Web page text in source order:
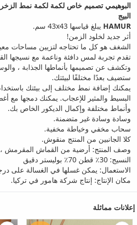
البوهيمي تصميم خاص لكمة لكمة نمط
البيج
HAMUR يبلغ قياسها 43x43 سم.
أثر جديد لخلود الزمن!
الشغف هو كل ما تحتاجه لتزيين مساحات
تقدم تجربة لمس دافئة وناعمة مع نسيجها
وتكشف عن تصميمها بأنماطها الجذابة ،
ستضيف بعدًا مختلفًا لبيئتك.
يمكنك إضافة نمط مختلف إلى بيئتك
وأنماط مختلفة وإكمال الديكور الخاص بك.
وسادة وسادة غير متضمنة.
سحاب مخفي وخياطة مخفية.
كلا الجانبين من المنتج منقوش.
وصف المنتج: أرضية من القماش المقرمش
النسيج: 30٪ قطن 70٪ بوليستر دقيق
الاستعمال: يمكن غسلها في الغسالة على درجة
مكان الإنتاج: إنتاج شركة هامور في تركيا.
إعلانات مماثلة